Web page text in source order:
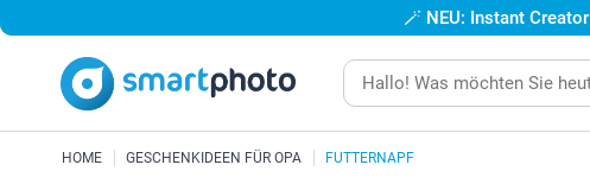
🪄 NEU: Instant Creator
HOME GESCHENKIDEEN FÜR OPA FUTTERNAPF